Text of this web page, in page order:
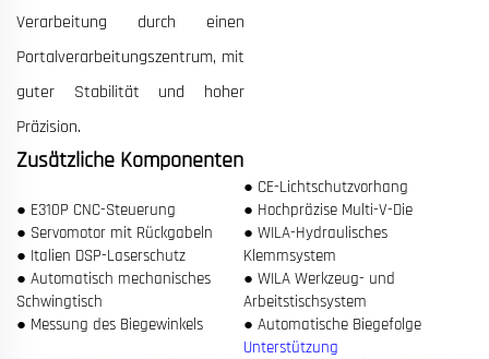
Verarbeitung durch einen
Portalverarbeitungszentrum, mit
guter Stabilität und hoher
Präzision.
Zusätzliche Komponenten
● E310P CNC-Steuerung
● Servomotor mit Rückgabeln
● Italien DSP-Laserschutz
● Automatisch mechanisches
Schwingtisch
● Messung des Biegewinkels
● CE-Lichtschutzvorhang
● Hochpräzise Multi-V-Die
● WILA-Hydraulisches
Klemmsystem
● WILA Werkzeug- und
Arbeitstischsystem
● Automatische Biegefolge
Unterstützung